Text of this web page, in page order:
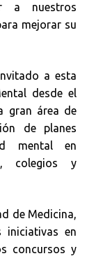
a nuestros
mejorar su
a esta
desde el
gran área de
de planes
mental en
colegios y
de Medicina,
iniciativas en
concursos y